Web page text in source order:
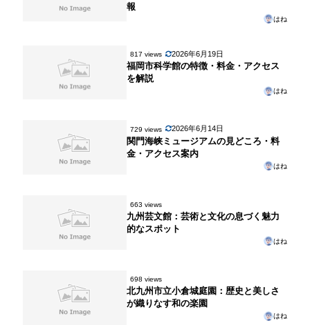
報
はね
817 views 2026年6月19日
福岡市科学館の特徴・料金・アクセス
を解説
はね
729 views 2026年6月14日
関門海峡ミュージアムの見どころ・料
金・アクセス案内
はね
663 views
九州芸文館：芸術と文化の息づく魅力
的なスポット
はね
698 views
北九州市立小倉城庭園：歴史と美しさ
が織りなす和の楽園
はね